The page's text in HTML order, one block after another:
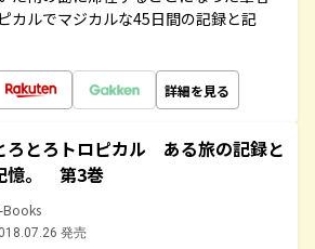
カルでマジカルな45日間の記録と記
詳細を見る
ろとろトロピカル ある旅の記録と
憶。 第3巻
Books
発売